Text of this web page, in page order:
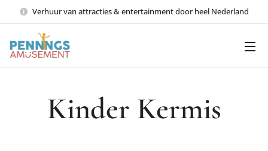
Verhuur van attracties & entertainment door heel Nederland
Kinder Kermis